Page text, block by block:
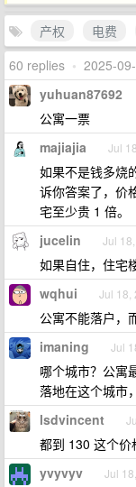
产权 电费
60 replies • 2025-
yuhuan87692
公寓一票
majiajia Jul
如果不是钱多烧
诉你答案了，价
宅至少贵 1 倍。
jucelin Jul
如果自住，住宅
wqhui Jul 18,
公寓不能落户，
imaning Jul
哪个城市？公寓
落地在这个城市
lsdvincent
都到 130 这个
yvyvyv Jul